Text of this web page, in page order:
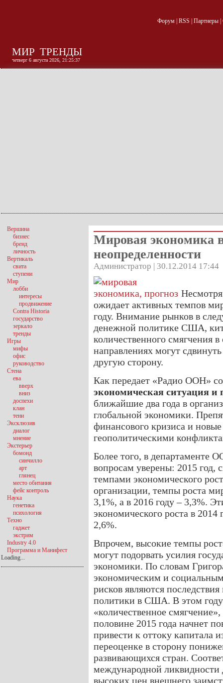
Форум| RSS Партнеры|
МИР ТРЕНДЫ
четверг 6 августа 2026, 21:25:38
Мировая экономика
неопределенности
Администратор | 30.12.2014 17:44
ожидает активных темпов
году. Внимание рынков в
денежной политике США,
количественного смягчения
направлениях могут
другую сторону.
Как передает «Радио ООН»
экономическая ситуация и
ближайшие два года в
глобальной экономики.
финансового кризиса и
геополитическими
Более того, в департаменте
вопросам уверены: 2015 год,
темпами экономического
организации, темпы роста
3,1%, а в 2016 году – 3,3%.
экономического роста в 2014
2,6%.
Впрочем, высокие темпы
могут подорвать усилия
экономики. По словам
экономическим и
рисков являются
политики в США. В этом
«количественное
половине 2015 года начнет
привести к оттоку капитала
переоценке в сторону
развивающихся стран.
международной ликвидности
высоких цен внешнего
Вершина
бизнес
бренд
личность
Вертикаль
свита
ступени
Мир
лобби
интересы
продвижение
Contra Historia
государство
зеркало
тренды
Игры
мифы
офис
руководство
Стена
ева
вверх
вниз
доспехи
клан
тени
Эксклюзив
диалог
мнение
Экстерьер
бомонд
синчилло
арт
глянец
место обитания
фейс контроль
Наука
генетика
психология
Техно
гаджет
экстрим
Industry 4.0
Программа и Манифест
Loading...